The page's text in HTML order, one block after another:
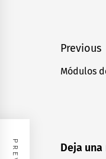
de
Previous
Previous
Módulos
Deja